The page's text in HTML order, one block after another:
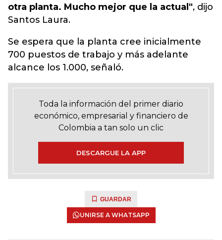
otra planta. Mucho mejor que la actual", dijo
Santos Laura.
Se espera que la planta cree inicialmente
700 puestos de trabajo y más adelante
alcance los 1.000, señaló.
Toda la información del primer diario
económico, empresarial y financiero de
Colombia a tan solo un clic
DESCARGUE LA APP
GUARDAR
UNIRSE A WHATSAPP